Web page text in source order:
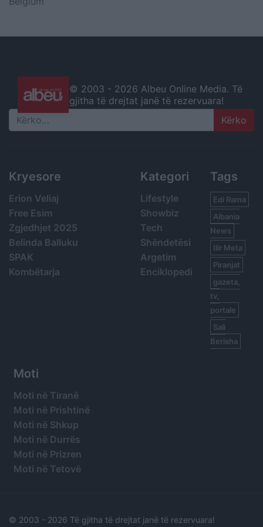
© 2003 - 2026 Albeu Online Media. Të
gjitha të drejtat janë të rezervuara!
Search
Kryesore
Erion Veliaj
Free Esim
Zgjedhjet 2025
Belinda Balluku
SPAK
Kombëtarja
Kategori
Lifestyle
Showbiz
Tech
Shëndetësi
Argetim
Enciklopedi
Tags
Edi Rama
Albania
News
Ilir Meta
Piranjat
gazeta,
tv,
portale
Sali
Berisha
Moti
Moti në Tiranë
Moti në Prishtinë
Moti në Shkup
Moti në Durrës
Moti në Prizren
Moti në Tetovë
© 2003 - 2026 Të gjitha të drejtat janë të rezervuara!